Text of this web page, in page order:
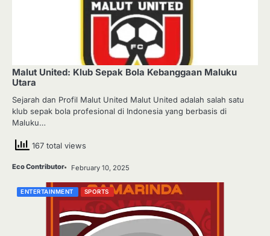
Malut United: Klub Sepak Bola Kebanggaan Maluku
Utara
Sejarah dan Profil Malut United Malut United adalah salah satu
klub sepak bola profesional di Indonesia yang berbasis di
Maluku…
167 total views
Eco Contributor February 10, 2025
ENTERTAINMENT SPORTS